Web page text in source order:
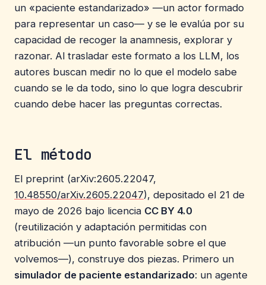
un «paciente estandarizado» —un actor formado
para representar un caso— y se le evalúa por su
capacidad de recoger la anamnesis, explorar y
razonar. Al trasladar este formato a los LLM, los
autores buscan medir no lo que el modelo sabe
cuando se le da todo, sino lo que logra descubrir
cuando debe hacer las preguntas correctas.
El método
El preprint (arXiv:2605.22047,
10.48550/arXiv.2605.22047), depositado el 21 de
mayo de 2026 bajo licencia CC BY 4.0
(reutilización y adaptación permitidas con
atribución —un punto favorable sobre el que
volvemos—), construye dos piezas. Primero un
simulador de paciente estandarizado: un agente